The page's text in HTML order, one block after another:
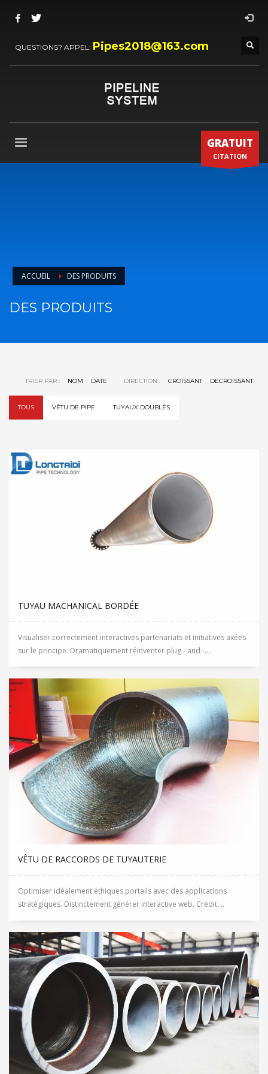
QUESTIONS? APPEL: Pipes2018@163.com
GRATUIT
CITATION
ACCUEIL DES PRODUITS
DES PRODUITS
TRIER PAR : NOM DATE DIRECTION : CROISSANT DECROISSANT
TOUS VÊTU DE PIPE TUYAUX DOUBLÉS
TUYAU MACHANICAL BORDÉE
Visualiser correctement interactives partenariats et initiatives axées
sur le principe. Dramatiquement réinventer plug - and -....
VÊTU DE RACCORDS DE TUYAUTERIE
Optimiser idéalement éthiques portails avec des applications
stratégiques. Distinctement générer interactive web. Crédit....